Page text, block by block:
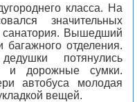
класса. На
значительных
санатория. Вышедший
багажного отделения.
потянулись
и дорожные сумки.
автобуса молодая
вещей.